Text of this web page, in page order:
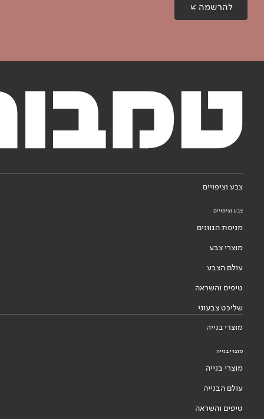
להרשמה
צבע וציפויים
צבע וציפויים
מניפת הגוונים
מוצרי צבע
עולם הצבע
טיפים והשראה
שליכט צבעוני
מוצרי בנייה
מוצרי בנייה
מוצרי בנייה
עולם הבנייה
טיפים והשראה